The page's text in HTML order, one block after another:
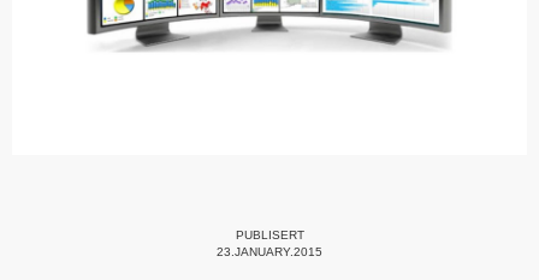
PUBLISERT
23.JANUARY.2015